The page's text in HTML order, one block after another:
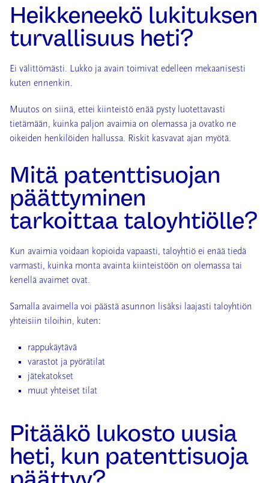
Heikkeneekö lukituksen
turvallisuus heti?
Ei välittömästi. Lukko ja avain toimivat edelleen mekaanisesti
kuten ennenkin.
Muutos on siinä, ettei kiinteistö enää pysty luotettavasti
tietämään, kuinka paljon avaimia on olemassa ja ovatko ne
oikeiden henkilöiden hallussa. Riskit kasvavat ajan myötä.
Mitä patenttisuojan
päättyminen
tarkoittaa taloyhtiölle?
Kun avaimia voidaan kopioida vapaasti, taloyhtiö ei enää tiedä
varmasti, kuinka monta avainta kiinteistöön on olemassa tai
kenellä avaimet ovat.
Samalla avaimella voi päästä asunnon lisäksi laajasti taloyhtiön
yhteisiin tiloihin, kuten:
rappukäytävä
varastot ja pyörätilat
jätekatokset
muut yhteiset tilat
Pitääkö lukosto uusia
heti, kun patenttisuoja